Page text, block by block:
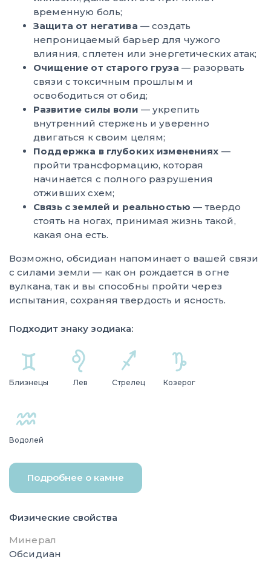
временную боль;
Защита от негатива — создать
непроницаемый барьер для чужого
влияния, сплетен или энергетических атак;
Очищение от старого груза — разорвать
связи с токсичным прошлым и
освободиться от обид;
Развитие силы воли — укрепить
внутренний стержень и уверенно
двигаться к своим целям;
Поддержка в глубоких изменениях —
пройти трансформацию, которая
начинается с полного разрушения
отживших схем;
Связь с землей и реальностью — твердо
стоять на ногах, принимая жизнь такой,
какая она есть.
Возможно, обсидиан напоминает о вашей связи
с силами земли — как он рождается в огне
вулкана, так и вы способны пройти через
испытания, сохраняя твердость и ясность.
Подходит знаку зодиака:
Близнецы Лев Стрелец Козерог
Водолей
Подробнее о камне
Физические свойства
Минерал
Обсидиан